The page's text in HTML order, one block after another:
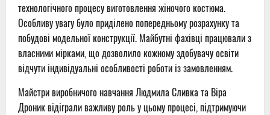
технологічного процесу виготовлення жіночого костюма.
Особливу увагу було приділено попередньому розрахунку та
побудові модельної конструкції. Майбутні фахівці працювали з
власними мірками, що дозволило кожному здобувачу освіти
відчути індивідуальні особливості роботи із замовленням.
Майстри виробничого навчання Людмила Сливка та Віра
Дроник відіграли важливу роль у цьому процесі, підтримуючи